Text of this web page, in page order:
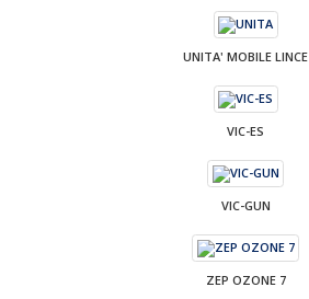
UNITA' MOBILE LINCE
VIC-ES
VIC-GUN
ZEP OZONE 7